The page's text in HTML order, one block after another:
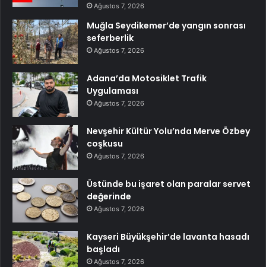
Ağustos 7, 2026
Muğla Seydikemer’de yangın sonrası
seferberlik
Ağustos 7, 2026
Adana’da Motosiklet Trafik
Uygulaması
Ağustos 7, 2026
Nevşehir Kültür Yolu’nda Merve Özbey
coşkusu
Ağustos 7, 2026
Üstünde bu işaret olan paralar servet
değerinde
Ağustos 7, 2026
Kayseri Büyükşehir’de lavanta hasadı
başladı
Ağustos 7, 2026